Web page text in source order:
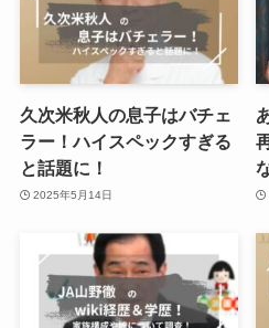
久次米秋人の息子はバチェ
ラー！ハイスペックすぎる
と話題に！
2025年5月14日